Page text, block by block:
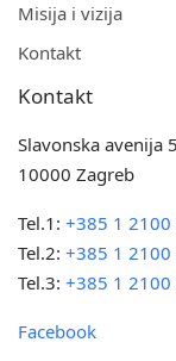
Misija i vizija
Kontakt
Kontakt
Slavonska avenija
10000 Zagreb
Tel.1:+385 1 2100
Tel.2:+385 1 2100
Tel.3:+385 1 2100
Facebook